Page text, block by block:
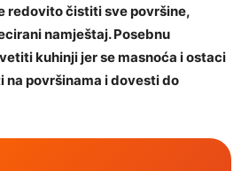
redovito čistiti sve površine,
namještaj. Posebnu
kuhinji jer se masnoća i ostaci
na površinama i dovesti do